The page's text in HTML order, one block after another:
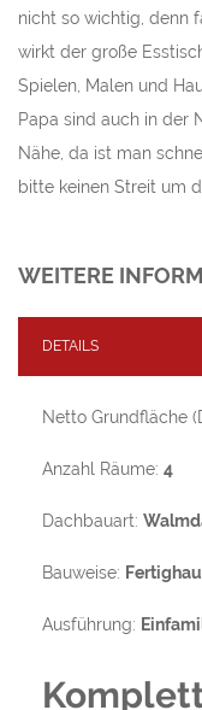
nicht so wichtig, denn
wirkt der große
Spielen, Malen und
Papa sind auch in der
Nähe, da ist man
bitte keinen Streit um
WEITERE
DETAILS
Netto Grundfläche
Anzahl Räume: 4
Dachbauart:
Bauweise:
Ausführung: